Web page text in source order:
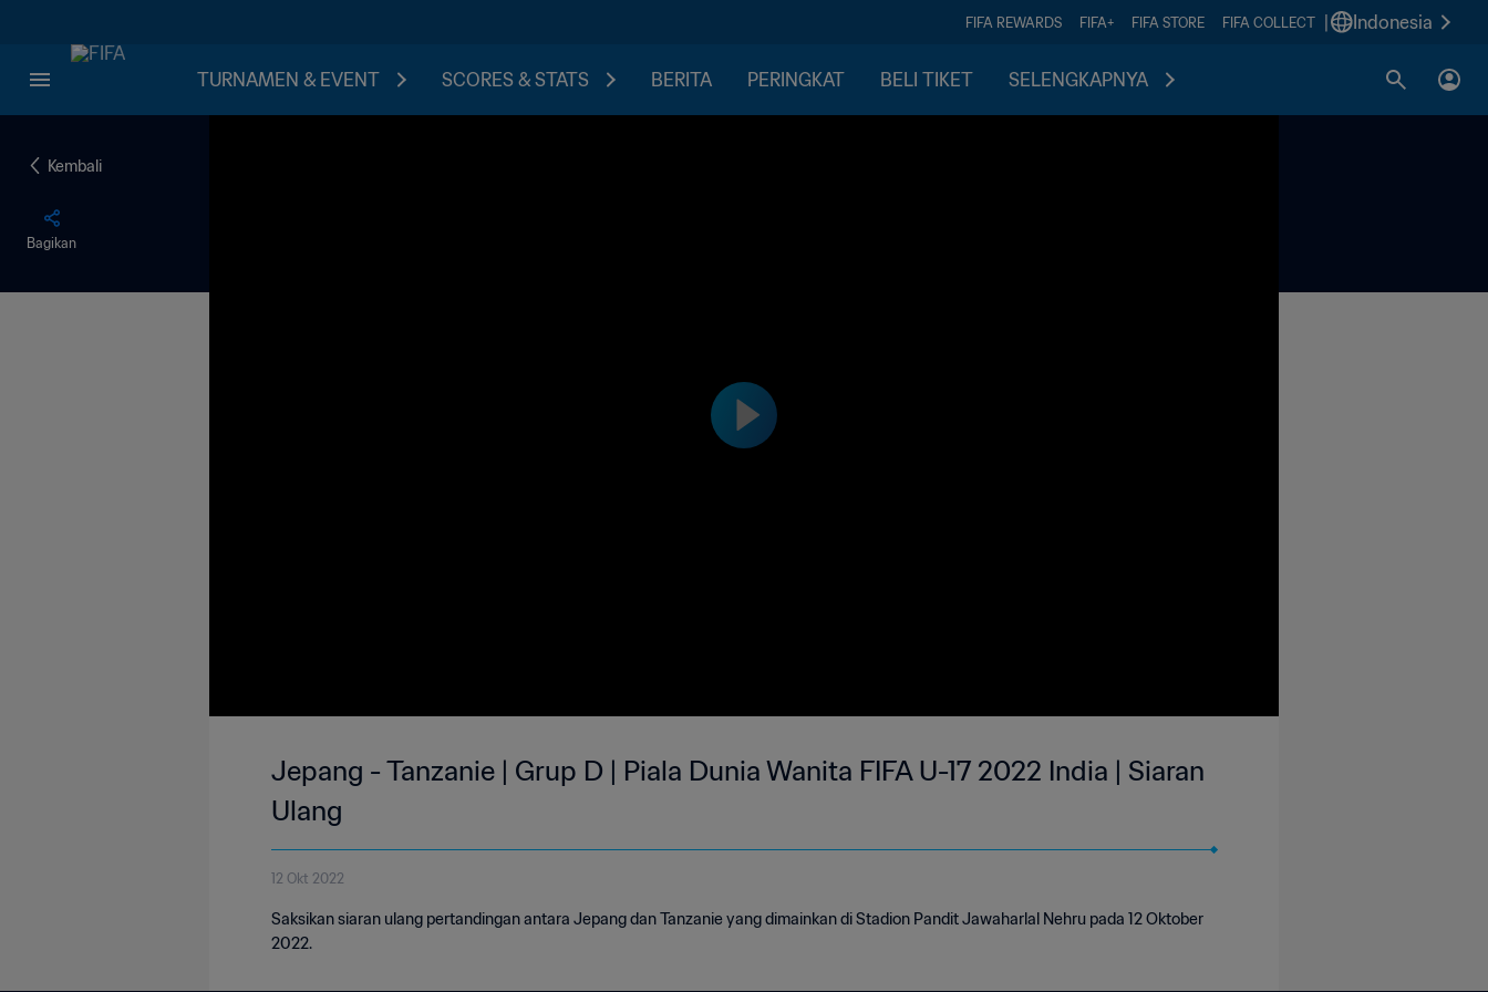
FIFA REWARDS FIFA+ FIFA STORE FIFA COLLECT Indonesia
TURNAMEN & EVENT SCORES & STATS BERITA PERINGKAT BELI TIKET SELENGKAPNYA
Kembali
Bagikan
Jepang - Tanzanie | Grup D | Piala Dunia Wanita FIFA U-17 2022 India | Siaran
Ulang
12 Okt 2022
Saksikan siaran ulang pertandingan antara Jepang dan Tanzanie yang dimainkan di Stadion Pandit Jawaharlal Nehru pada 12 Oktober
2022.